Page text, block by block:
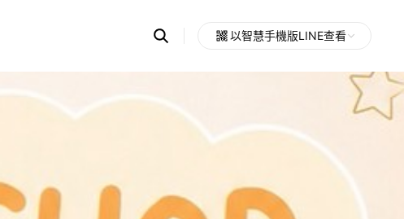
Search
OpenChats
messages
search
以智慧手機版LINE查看